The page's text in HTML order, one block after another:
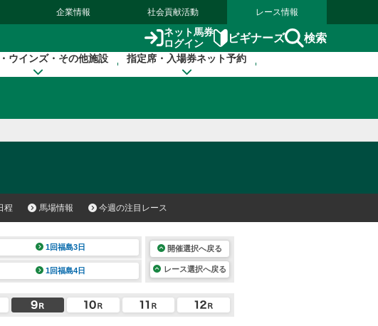
企業情報 社会貢献活動 レース情報
ネット馬券
ログイン
ビギナーズ 検索
ウインズ・その他施設 指定席・入場券ネット予約
程 馬場情報 今週の注目レース
1回福島3日
1回福島4日
開催選択へ戻る
レース選択へ戻る